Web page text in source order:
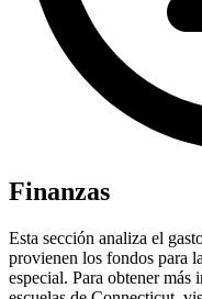
Finanzas
Esta sección analiza el
provienen los fondos para
especial. Para obtener